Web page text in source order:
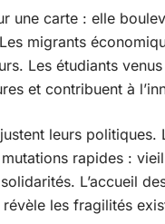
une carte : elle
migrants
Les étudiants
et contribuent à
leurs politiques.
rapides :
L’accueil
les fragilités